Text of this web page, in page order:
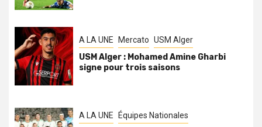
A LA UNE Mercato USM Alger
USM Alger : Mohamed Amine Gharbi
signe pour trois saisons
A LA UNE Équipes Nationales